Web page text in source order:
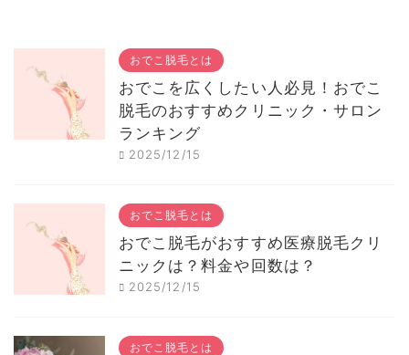
おでこ脱毛とは
おでこを広くしたい人必見！おでこ
脱毛のおすすめクリニック・サロン
ランキング
2025/12/15
おでこ脱毛とは
おでこ脱毛がおすすめ医療脱毛クリ
ニックは？料金や回数は？
2025/12/15
おでこ脱毛とは